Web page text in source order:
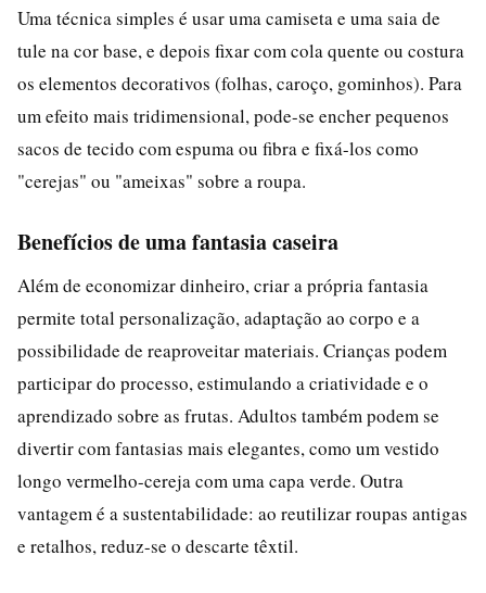
Uma técnica simples é usar uma camiseta e uma saia de
tule na cor base, e depois fixar com cola quente ou costura
os elementos decorativos (folhas, caroço, gominhos). Para
um efeito mais tridimensional, pode-se encher pequenos
sacos de tecido com espuma ou fibra e fixá-los como
"cerejas" ou "ameixas" sobre a roupa.
Benefícios de uma fantasia caseira
Além de economizar dinheiro, criar a própria fantasia
permite total personalização, adaptação ao corpo e a
possibilidade de reaproveitar materiais. Crianças podem
participar do processo, estimulando a criatividade e o
aprendizado sobre as frutas. Adultos também podem se
divertir com fantasias mais elegantes, como um vestido
longo vermelho-cereja com uma capa verde. Outra
vantagem é a sustentabilidade: ao reutilizar roupas antigas
e retalhos, reduz-se o descarte têxtil.